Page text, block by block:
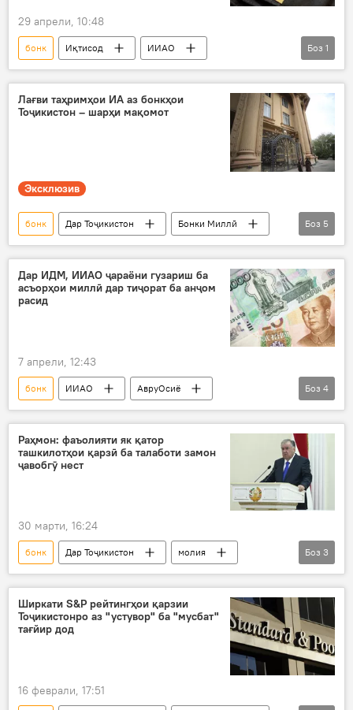
29 апрели, 10:48
бонк Иқтисод
ИИАО
Иттиҳоди иқтисодии Уросиё
Боз 1
Лағви таҳримҳои ИА аз бонкҳои
Тоҷикистон – шарҳи мақомот
Эксклюзив
бонк Дар Тоҷикистон
Бонки Миллӣ
таҳрим
Иттиҳоди Аврупо
лағв
молия
Русия
Боз 5
Дар ИДМ, ИИАО ҷараёни гузариш ба
асъорҳои миллӣ дар тиҷорат ба анҷом
расид
7 апрели, 12:43
бонк ИИАО
АвруОсиё
ҳисоббаробаркунӣ
ИДМ
Иқтисод
Боз 4
Раҳмон: фаъолияти як қатор
ташкилотҳои қарзӣ ба талаботи замон
ҷавобгӯ нест
30 марти, 16:24
бонк Дар Тоҷикистон
молия
Эмомалӣ Раҳмон
норозигӣ
фаъолият
Боз 3
Ширкати S&P рейтингҳои қарзии
Тоҷикистонро аз "устувор" ба "мусбат"
тағйир дод
16 феврали, 17:51